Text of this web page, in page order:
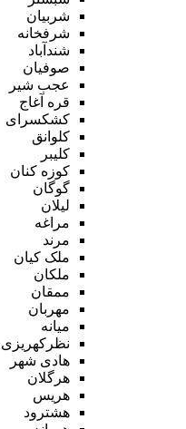
شربیان
شرفخانه
شندآباد
صوفیان
عجب شیر
قره آغاج
کشکسرای
کلوانق
کلیبر
کوزه کنان
گوگان
لیلان
مراغه
مرند
ملک کیان
ملکان
ممقان
مهربان
میانه
نظرکهریزی
هادی شهر
هرگلان
هریس
هشترود